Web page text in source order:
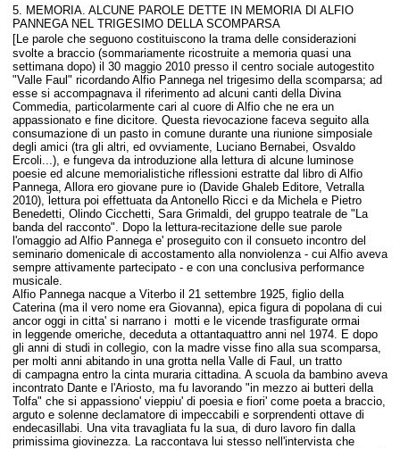
5. MEMORIA. ALCUNE PAROLE DETTE IN MEMORIA DI ALFIO
PANNEGA NEL TRIGESIMO DELLA SCOMPARSA
[Le parole che seguono costituiscono la trama delle considerazioni
svolte a braccio (sommariamente ricostruite a memoria quasi una
settimana dopo) il 30 maggio 2010 presso il centro sociale autogestito
"Valle Faul" ricordando Alfio Pannega nel trigesimo della scomparsa; ad
esse si accompagnava il riferimento ad alcuni canti della Divina
Commedia, particolarmente cari al cuore di Alfio che ne era un
appassionato e fine dicitore. Questa rievocazione faceva seguito alla
consumazione di un pasto in comune durante una riunione simposiale
degli amici (tra gli altri, ed ovviamente, Luciano Bernabei, Osvaldo
Ercoli...), e fungeva da introduzione alla lettura di alcune luminose
poesie ed alcune memorialistiche riflessioni estratte dal libro di Alfio
Pannega, Allora ero giovane pure io (Davide Ghaleb Editore, Vetralla
2010), lettura poi effettuata da Antonello Ricci e da Michela e Pietro
Benedetti, Olindo Cicchetti, Sara Grimaldi, del gruppo teatrale de "La
banda del racconto". Dopo la lettura-recitazione delle sue parole
l'omaggio ad Alfio Pannega e' proseguito con il consueto incontro del
seminario domenicale di accostamento alla nonviolenza - cui Alfio aveva
sempre attivamente partecipato - e con una conclusiva performance
musicale.
Alfio Pannega nacque a Viterbo il 21 settembre 1925, figlio della
Caterina (ma il vero nome era Giovanna), epica figura di popolana di cui
ancor oggi in citta' si narrano i motti e le vicende trasfigurate ormai
in leggende omeriche, deceduta a ottantaquattro anni nel 1974. E dopo
gli anni di studi in collegio, con la madre visse fino alla sua scomparsa,
per molti anni abitando in una grotta nella Valle di Faul, un tratto
di campagna entro la cinta muraria cittadina. A scuola da bambino aveva
incontrato Dante e l'Ariosto, ma fu lavorando "in mezzo ai butteri della
Tolfa" che si appassiono' vieppiu' di poesia e fiori' come poeta a braccio,
arguto e solenne declamatore di impeccabili e sorprendenti ottave di
endecasillabi. Una vita travagliata fu la sua, di duro lavoro fin dalla
primissima giovinezza. La raccontava lui stesso nell'intervista che